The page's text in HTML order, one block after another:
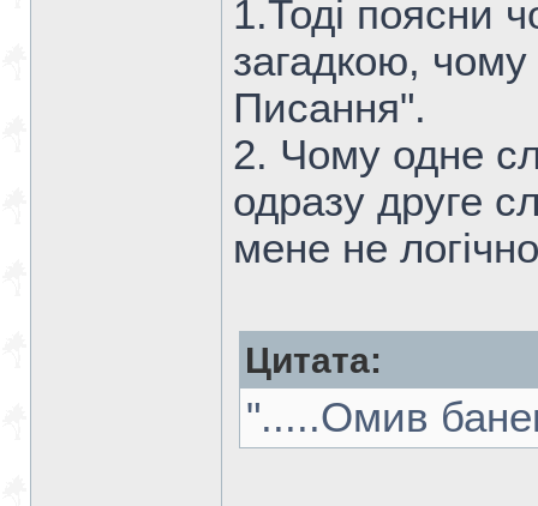
1.Тоді поясни
загадкою, чому
Писання".
2. Чому одне
одразу друге
мене не
Цитата:
".....Омив